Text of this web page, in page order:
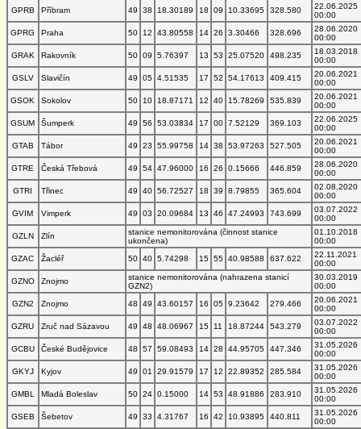
GPRB
Příbram 49 38 18.30189 18 09 10.33695 328.580
22.06.2025
00:00
GPRG
Praha 50 12 43.80558 14 26 3.30466 328.696
28.06.2020
00:00
GRAK
Rakovník 50 09 5.76397 13 53 25.07520 498.235
18.03.2018
00:00
GSLV
Slavičín 49 05 4.51535 17 52 54.17613 409.415
20.06.2021
00:00
GSOK
Sokolov 50 10 18.87171 12 40 15.78269 535.839
20.06.2021
00:00
GSUM
Šumperk 49 56 53.03834 17 00 7.52129 369.103
22.06.2025
00:00
GTAB
Tábor 49 23 55.99758 14 38 53.97263 527.505
20.06.2021
00:00
GTRE
Česká Třebová 49 54 47.96000 16 26 0.15666 446.859
28.06.2020
00:00
GTRI
Třinec 49 40 56.72527 18 39 8.79855 365.604
02.08.2020
00:00
GVIM
Vimperk 49 03 20.09684 13 46 47.24993 743.699
03.07.2022
00:00
GZLN
Zlín
stanice nemonitorována (činnost stanice
ukončena)
01.10.2018
00:00
GZAC
Žacléř 50 40 5.74298 15 55 40.98588 637.622
22.11.2021
00:00
GZNO
Znojmo
stanice nemonitorována (nahrazena stanicí
GZN2)
30.03.2019
00:00
GZN2
Znojmo 48 49 43.60157 16 05 9.23642 279.466
20.06.2021
00:00
GZRU
Zruč nad Sázavou 49 48 48.06967 15 11 18.87244 543.279
03.07.2022
00:00
GCBU
České Budějovice 48 57 59.08493 14 28 44.95705 447.346
31.05.2026
00:00
GKYJ
Kyjov 49 01 29.91579 17 12 22.89352 285.584
31.05.2026
00:00
GMBL
Mladá Boleslav 50 24 0.15000 14 53 48.91886 283.910
31.05.2026
00:00
GSEB
Šebetov 49 33 4.31767 16 42 10.93895 440.811
31.05.2026
00:00